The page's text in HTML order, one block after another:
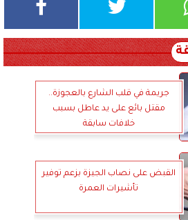
جريمة في قلب الشارع بالعجوزة..
مقتل بائع على يد عاطل بسبب
خلافات سابقة
القبض على نصاب الجيزة بزعم توفير
تأشيرات العمرة